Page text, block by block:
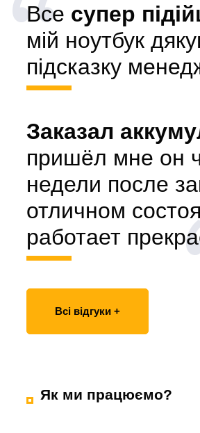
Все супер
мій ноутбук
підсказку
Заказал
пришёл мне он
недели после
отличном
работает
Всі відгуки +
Як ми працюємо?